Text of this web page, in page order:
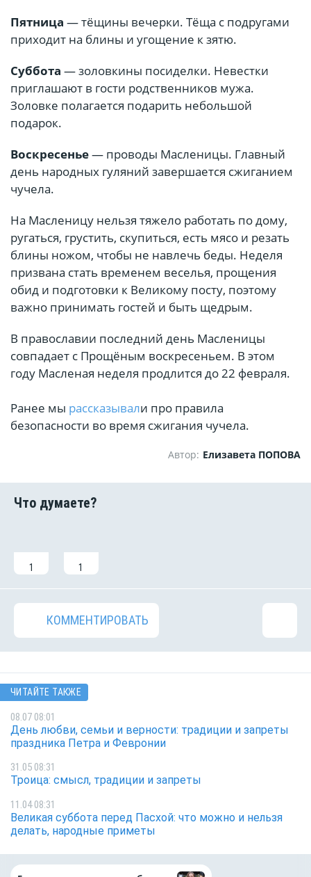
Пятница — тёщины вечерки. Тёща с подругами
приходит на блины и угощение к зятю.
Суббота — золовкины посиделки. Невестки
приглашают в гости родственников мужа.
Золовке полагается подарить небольшой
подарок.
Воскресенье— проводы Масленицы. Главный
день народных гуляний завершается сжиганием
чучела.
На Масленицу нельзя тяжело работать по дому,
ругаться, грустить, скупиться, есть мясо и резать
блины ножом, чтобы не навлечь беды. Неделя
призвана стать временем веселья, прощения
обид и подготовки к Великому посту, поэтому
важно принимать гостей и быть щедрым.
В православии последний день Масленицы
совпадает с Прощёным воскресеньем. В этом
году Масленая неделя продлится до 22 февраля.
Ранее мы рассказывали про правила
безопасности во время сжигания чучела.
Автор: Елизавета ПОПОВА
1 1
КОММЕНТИРОВАТЬ
ЧИТАЙТЕ ТАКЖЕ
08.07 08:01
День любви, семьи и верности: традиции и запреты
праздника Петра и Февронии
31.05 08:31
Троица: смысл, традиции и запреты
11.04 08:31
Великая суббота перед Пасхой: что можно и нельзя
делать, народные приметы